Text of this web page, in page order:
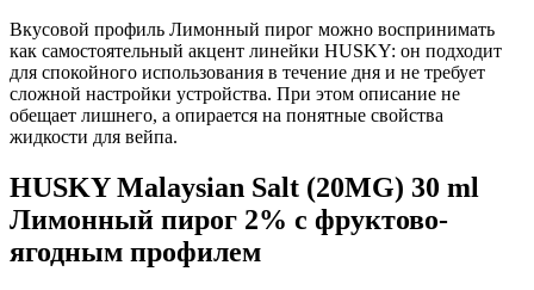
Вкусовой профиль Лимонный пирог можно воспринимать
как самостоятельный акцент линейки HUSKY: он подходит
для спокойного использования в течение дня и не требует
сложной настройки устройства. При этом описание не
обещает лишнего, а опирается на понятные свойства
жидкости для вейпа.
HUSKY Malaysian Salt (20MG) 30 ml
Лимонный пирог 2% с фруктово-
ягодным профилем